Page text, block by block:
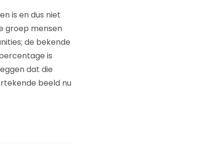
is en dus niet
groep mensen
de bekende
is
dat die
beeld nu